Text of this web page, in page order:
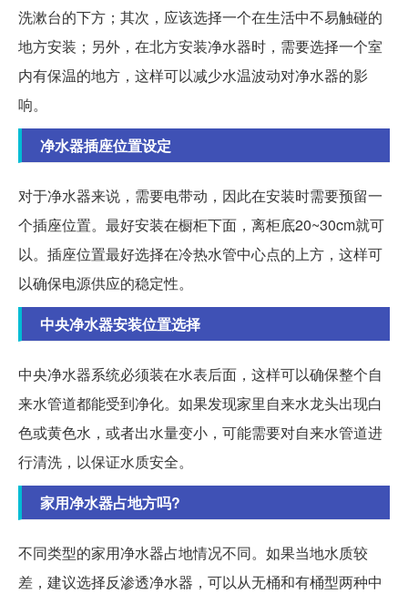
洗漱台的下方；其次，应该选择一个在生活中不易触碰的
地方安装；另外，在北方安装净水器时，需要选择一个室
内有保温的地方，这样可以减少水温波动对净水器的影
响。
净水器插座位置设定
对于净水器来说，需要电带动，因此在安装时需要预留一
个插座位置。最好安装在橱柜下面，离柜底20~30cm就可
以。插座位置最好选择在冷热水管中心点的上方，这样可
以确保电源供应的稳定性。
中央净水器安装位置选择
中央净水器系统必须装在水表后面，这样可以确保整个自
来水管道都能受到净化。如果发现家里自来水龙头出现白
色或黄色水，或者出水量变小，可能需要对自来水管道进
行清洗，以保证水质安全。
家用净水器占地方吗?
不同类型的家用净水器占地情况不同。如果当地水质较
差，建议选择反渗透净水器，可以从无桶和有桶型两种中